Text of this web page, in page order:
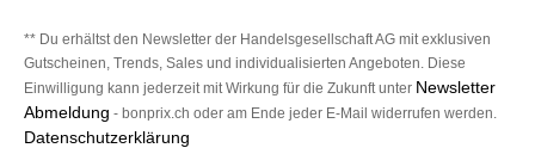
** Du erhältst den Newsletter der Handelsgesellschaft AG mit exklusiven
Gutscheinen, Trends, Sales und individualisierten Angeboten. Diese
Einwilligung kann jederzeit mit Wirkung für die Zukunft unter Newsletter
Abmeldung - bonprix.ch oder am Ende jeder E-Mail widerrufen werden.
Datenschutzerklärung